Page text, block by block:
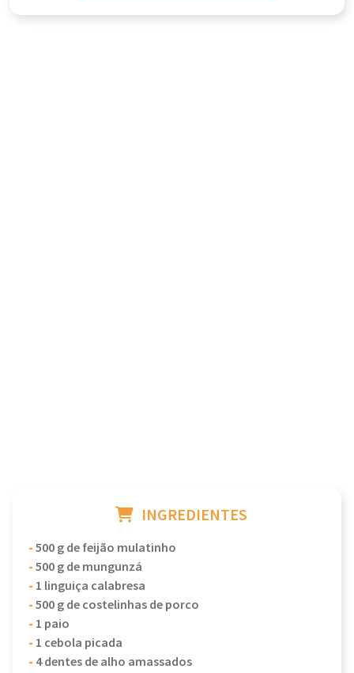
INGREDIENTES
-500 g de feijão mulatinho
-500 g de mungunzá
- 1 linguiça calabresa
-500 g de costelinhas de porco
- 1 paio
- 1 cebola picada
- 4 dentes de alho amassados